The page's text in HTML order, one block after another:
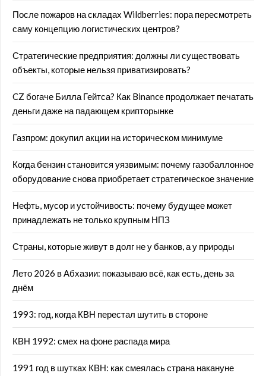
После пожаров на складах Wildberries: пора пересмотреть
саму концепцию логистических центров?
Стратегические предприятия: должны ли существовать
объекты, которые нельзя приватизировать?
CZ богаче Билла Гейтса? Как Binance продолжает печатать
деньги даже на падающем крипторынке
Газпром: докупил акции на историческом минимуме
Когда бензин становится уязвимым: почему газобаллонное
оборудование снова приобретает стратегическое значение
Нефть, мусор и устойчивость: почему будущее может
принадлежать не только крупным НПЗ
Страны, которые живут в долг не у банков, а у природы
Лето 2026 в Абхазии: показываю всё, как есть, день за
днём
1993: год, когда КВН перестал шутить в стороне
КВН 1992: смех на фоне распада мира
1991 год в шутках КВН: как смеялась страна накануне